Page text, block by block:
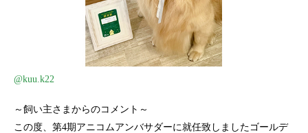
@kuu.k22
～飼い主さまからのコメント～
この度、第4期アニコムアンバサダーに就任致しましたゴールデ